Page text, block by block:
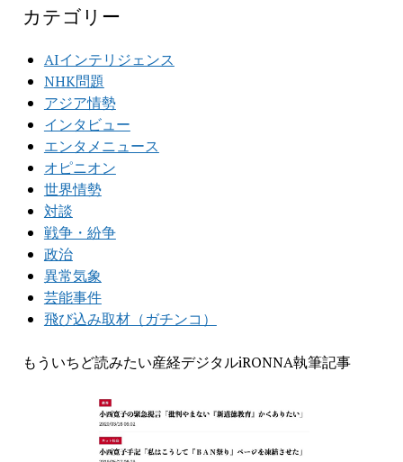
カテゴリー
AIインテリジェンス
NHK問題
アジア情勢
インタビュー
エンタメニュース
オピニオン
世界情勢
対談
戦争・紛争
政治
異常気象
芸能事件
飛び込み取材（ガチンコ）
もういちど読みたい産経デジタルiRONNA執筆記事